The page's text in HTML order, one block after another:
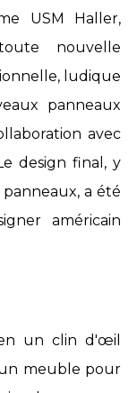
USM Haller,
nouvelle
ludique
panneaux
avec
design final, y
a été
américain
un clin d'œil
meuble pour